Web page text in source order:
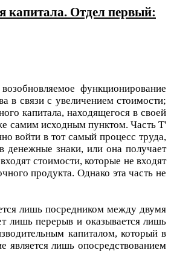
Отдел первый:
функционирование
в связи с увеличением стоимости;
капитала, находящегося в своей
самим исходным пунктом. Часть Т'
войти в тот самый процесс труда,
денежные знаки, или она получает
стоимости, которые не входят
продукта. Однако эта часть не
лишь посредником между двумя
лишь перерыв и оказывается лишь
капиталом, который в
является лишь опосредствованием